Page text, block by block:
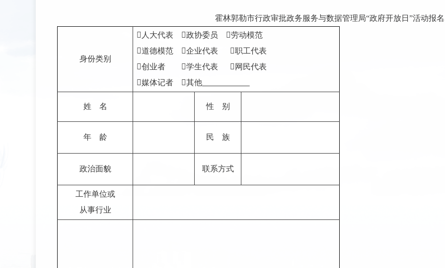
霍林郭勒市行政审批政务服务与数据管理局“政府开放日”活动报
身份类别
 人大代表 政协委员 劳动模范
道德模范 企业代表 职工代表
创业者 学生代表  网民代表
媒体记者 其他
姓 名 性 别
年 龄 民 族
政治面貌 联系方式
工作单位或
从事行业